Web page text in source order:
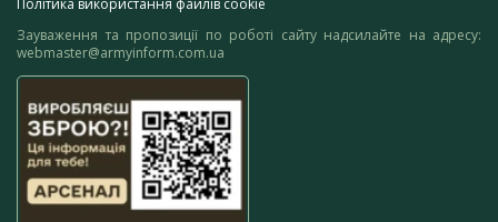
Зауваження та пропозиції по роботі сайту надсилайте на адресу:
webmaster@armyinform.com.ua